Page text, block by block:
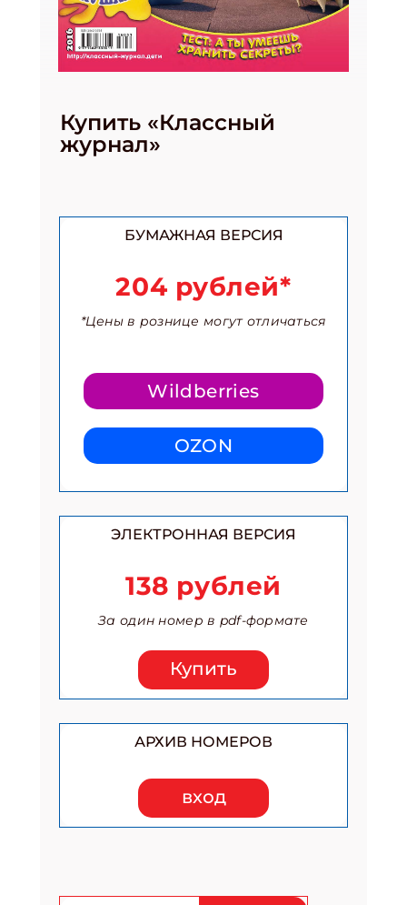
Купить «Классный
журнал»
БУМАЖНАЯ ВЕРСИЯ
204 рублей*
*Цены в рознице могут отличаться
Wildberries
OZON
ЭЛЕКТРОННАЯ ВЕРСИЯ
138 рублей
За один номер в pdf-формате
Купить
АРХИВ НОМЕРОВ
вход